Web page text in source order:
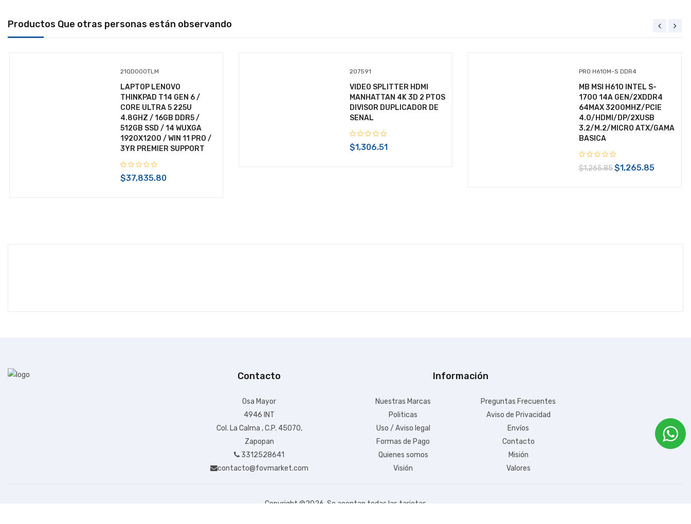
POLIZA DE GARANTIAS COMPUTO GHIA 1
POLIZA DE GARANTIAS COMPUTO GHIA
SMART HOME
IVA Incluido
Disponible:Sin Inventario
Productos Que otras personas están observando
21QD000TLM
LAPTOP LENOVO
THINKPAD T14 GEN 6 /
CORE ULTRA 5 225U
4.8GHZ / 16GB DDR5 /
512GB SSD / 14 WUXGA
1920X1200 / WIN 11 PRO /
3YR PREMIER SUPPORT
$37,835.80
207591
VIDEO SPLITTER HDMI
MANHATTAN 4K 3D 2 PTOS
DIVISOR DUPLICADOR DE
SENAL
$1,306.51
PRO H610M-S DDR4
MB MSI H610 INTEL S-
1700 14A GEN/2XDDR4
64MAX 3200MHZ/PCIE
4.0/HDMI/DP/2XUSB
3.2/M.2/MICRO ATX/GAMA
BASICA
$1,265.85$1,265.85
Contacto
Osa Mayor
4946 INT
Col. La Calma , C.P. 45070,
Zapopan
3312528641
contacto@fovmarket.com
Información
Nuestras Marcas
Preguntas Frecuentes
Politicas
Aviso de Privacidad
Uso / Aviso legal
Envíos
Formas de Pago
Contacto
Quienes somos
Misión
Visión
Valores
Copyright ©2026. Se aceptan todas las tarjetas